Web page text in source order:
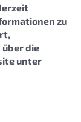
zu
die
unter